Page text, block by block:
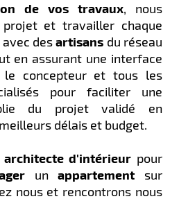
de vos travaux, nous
et travailler chaque
desartisans du réseau
en assurant une interface
le concepteur et tous les
pour faciliter une
du projet validé en
délais et budget.
architecte d'intérieur pour
un appartement sur
nous et rencontrons nous